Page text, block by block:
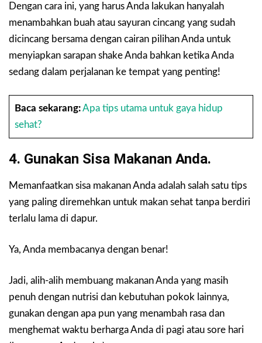
Dengan cara ini, yang harus Anda lakukan hanyalah
menambahkan buah atau sayuran cincang yang sudah
dicincang bersama dengan cairan pilihan Anda untuk
menyiapkan sarapan shake Anda bahkan ketika Anda
sedang dalam perjalanan ke tempat yang penting!
Baca sekarang: Apa tips utama untuk gaya hidup
sehat?
4. Gunakan Sisa Makanan Anda.
Memanfaatkan sisa makanan Anda adalah salah satu tips
yang paling diremehkan untuk makan sehat tanpa berdiri
terlalu lama di dapur.
Ya, Anda membacanya dengan benar!
Jadi, alih-alih membuang makanan Anda yang masih
penuh dengan nutrisi dan kebutuhan pokok lainnya,
gunakan dengan apa pun yang menambah rasa dan
menghemat waktu berharga Anda di pagi atau sore hari